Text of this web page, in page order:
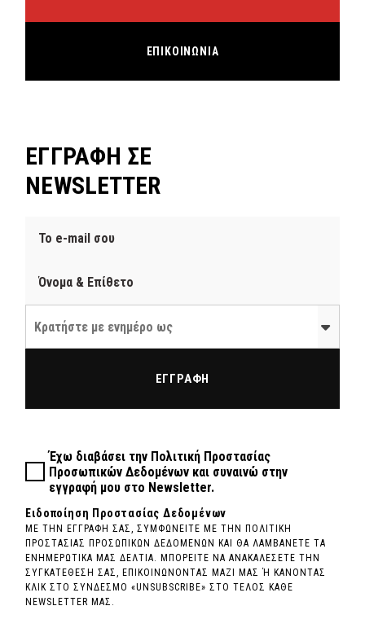
ΕΠΙΚΟΙΝΩΝΙΑ
ΕΓΓΡΑΦΗ ΣΕ
NEWSLETTER
Κρατήστε με ενημέρο ως
Έχω διαβάσει την Πολιτική Προστασίας
Προσωπικών Δεδομένων και συναινώ στην
εγγραφή μου στο Newsletter.
ΕΓΓΡΑΦΗ
Ειδοποίηση Προστασίας Δεδομένων
ΜΕ ΤΗΝ ΕΓΓΡΑΦΗ ΣΑΣ, ΣΥΜΦΩΝΕΙΤΕ ΜΕ ΤΗΝ ΠΟΛΙΤΙΚΗ
ΠΡΟΣΤΑΣΙΑΣ ΠΡΟΣΩΠΙΚΩΝ ΔΕΔΟΜΕΝΩΝ ΚΑΙ ΘΑ ΛΑΜΒΑΝΕΤΕ ΤΑ
ΕΝΗΜΕΡΩΤΙΚΑ ΜΑΣ ΔΕΛΤΙΑ. ΜΠΟΡΕΙΤΕ ΝΑ ΑΝΑΚΑΛΕΣΕΤΕ ΤΗΝ
ΣΥΓΚΑΤΕΘΕΣΗ ΣΑΣ, ΕΠΙΚΟΙΝΩΝΟΝΤΑΣ ΜΑΖΙ ΜΑΣ Ή ΚΑΝΟΝΤΑΣ
ΚΛΙΚ ΣΤΟ ΣΥΝΔΕΣΜΟ «UNSUBSCRIBE» ΣΤΟ ΤΕΛΟΣ ΚΑΘΕ
NEWSLETTER ΜΑΣ.